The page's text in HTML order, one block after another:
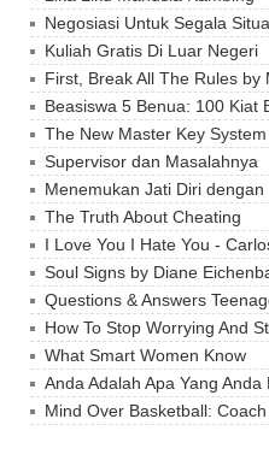
Negosiasi Untuk Segala
Kuliah Gratis Di Luar Negeri
First, Break All The Rules by
Beasiswa 5 Benua: 100 Kiat
The New Master Key System
Supervisor dan Masalahnya
Menemukan Jati Diri dengan
The Truth About Cheating
I Love You I Hate You -
Soul Signs by Diane
Questions & Answers
How To Stop Worrying And
What Smart Women Know
Anda Adalah Apa Yang Anda
Mind Over Basketball: